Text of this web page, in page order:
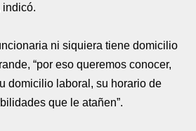
indicó.
ni siquiera tiene domicilio
“por eso queremos conocer,
domicilio laboral, su horario de
que le atañen”.